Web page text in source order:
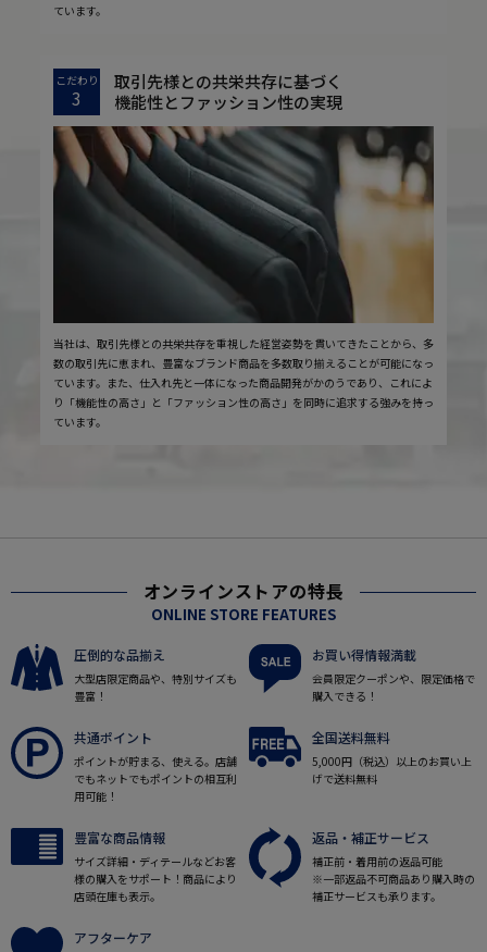
ています。
こだわり
3
取引先様との共栄共存に基づく
機能性とファッション性の実現
当社は、取引先様との共栄共存を重視した経営姿勢を貫いてきたことから、多
数の取引先に恵まれ、豊富なブランド商品を多数取り揃えることが可能になっ
ています。また、仕入れ先と一体になった商品開発がかのうであり、これによ
り「機能性の高さ」と「ファッション性の高さ」を同時に追求する強みを持っ
ています。
オンラインストアの特長
ONLINE STORE FEATURES
圧倒的な品揃え
大型店限定商品や、特別サイズも
豊富！
お買い得情報満載
会員限定クーポンや、限定価格で
購入できる！
共通ポイント
ポイントが貯まる、使える。店舗
でもネットでもポイントの相互利
用可能！
全国送料無料
5,000円（税込）以上のお買い上
げで送料無料
豊富な商品情報
サイズ詳細・ディテールなどお客
様の購入をサポート！商品により
店頭在庫も表示。
返品・補正サービス
補正前・着用前の返品可能
※一部返品不可商品あり購入時の
補正サービスも承ります。
アフターケア